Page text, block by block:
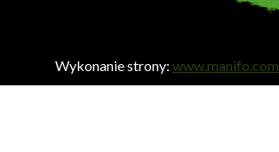
Wykonanie strony: www.manifo.com